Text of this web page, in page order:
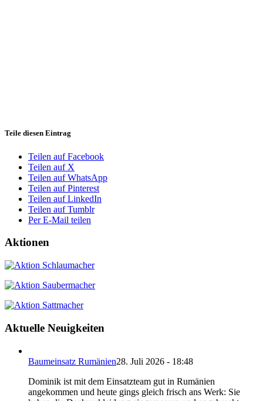
Teile diesen Eintrag
Teilen auf Facebook
Teilen auf X
Teilen auf WhatsApp
Teilen auf Pinterest
Teilen auf LinkedIn
Teilen auf Tumblr
Per E-Mail teilen
Aktionen
Aktuelle Neuigkeiten
Baumeinsatz Rumänien28. Juli 2026 - 18:48
Dominik ist mit dem Einsatzteam gut in Rumänien
angekommen und heute gings gleich frisch ans Werk: Sie